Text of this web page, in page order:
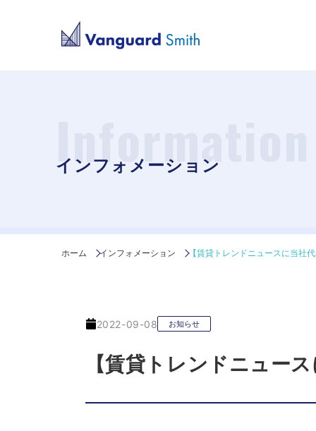
Information
インフォメーション
ホーム インフォメーション 【賃貸トレンドニュースに当社
2022-09-08 お知らせ
【賃貸トレンドニュー